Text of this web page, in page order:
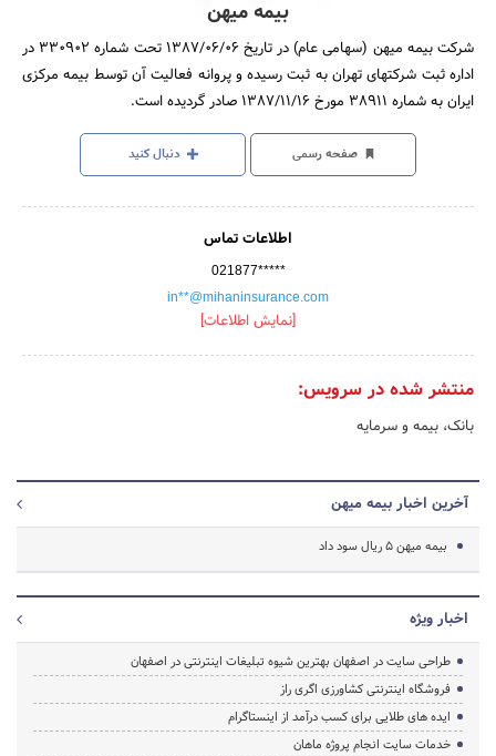
بیمه میهن
شرکت بیمه میهن (سهامی عام) در تاریخ 1387/06/06 تحت شماره 330902 در
اداره ثبت شرکتهای تهران به ثبت رسیده و پروانه فعالیت آن توسط بیمه مرکزی
ایران به شماره 38911 مورخ 1387/11/16 صادر گردیده است.
صفحه رسمی دنبال کنید
اطلاعات تماس
021877*****
in**@mihaninsurance.com
[نمایش اطلاعات]
منتشر شده در سرویس:
بانک، بیمه و سرمایه
آخرین اخبار بیمه میهن
بیمه میهن 5 ریال سود داد
اخبار ویژه
طراحی سایت در اصفهان بهترین شیوه تبلیغات اینترنتی در اصفهان
فروشگاه اینترنتی کشاورزی اگری راز
ایده های طلایی برای کسب درآمد از اینستاگرام
خدمات سایت انجام پروژه ماهان